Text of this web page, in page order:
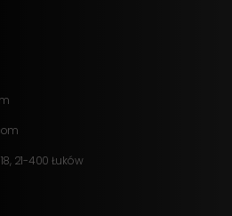
21-400 Łuków